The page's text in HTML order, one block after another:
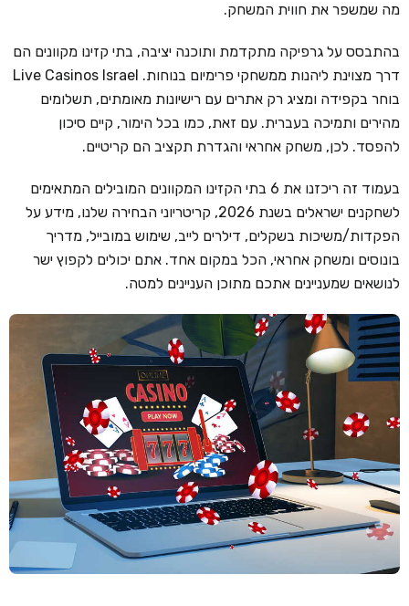
מה שמשפר את חווית המשחק.
בהתבסס על גרפיקה מתקדמת ותוכנה יציבה, בתי קזינו מקוונים הם
דרך מצוינת ליהנות ממשחקי פרימיום בנוחות. Live Casinos Israel
בוחר בקפידה ומציג רק אתרים עם רישיונות מאומתים, תשלומים
מהירים ותמיכה בעברית. עם זאת, כמו בכל הימור, קיים סיכון
להפסד. לכן, משחק אחראי והגדרת תקציב הם קריטיים.
בעמוד זה ריכזנו את 6 בתי הקזינו המקוונים המובילים המתאימים
לשחקנים ישראלים בשנת 2026, קריטריוני הבחירה שלנו, מידע על
הפקדות/משיכות בשקלים, דילרים לייב, שימוש במובייל, מדריך
בונוסים ומשחק אחראי, הכל במקום אחד. אתם יכולים לקפוץ ישר
לנושאים שמעניינים אתכם מתוכן העניינים למטה.